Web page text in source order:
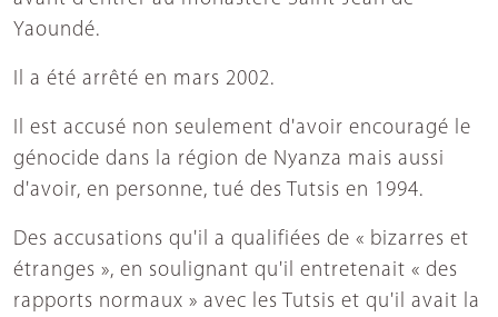
Yaoundé.
Il a été arrêté en mars 2002.
Il est accusé non seulement d'avoir encouragé le
génocide dans la région de Nyanza mais aussi
d'avoir, en personne, tué des Tutsis en 1994.
Des accusations qu'il a qualifiées de « bizarres et
étranges », en soulignant qu'il entretenait « des
rapports normaux » avec les Tutsis et qu'il avait la